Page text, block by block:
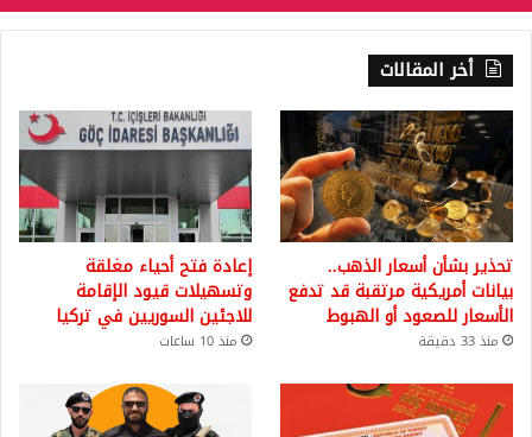
أخر المقالات
تحذير بشأن أسعار الذهب..
بيانات أمريكية مرتقبة قد تدفع
الأسعار للصعود أو الهبوط
منذ 33 دقيقة
إعادة فتح أحياء مغلقة
وتسهيلات قيود الإقامة
للاجئين السوريين في تركيا
منذ 10 ساعات